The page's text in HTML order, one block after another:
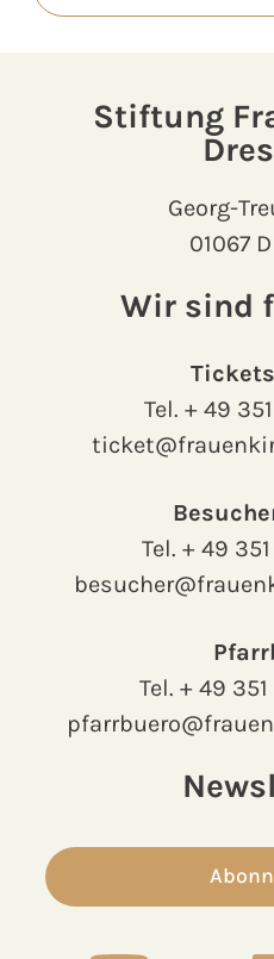
Stiftung
Georg-
01067
Wir sind
Tel. + 49
Tel. + 49
Tel. + 49